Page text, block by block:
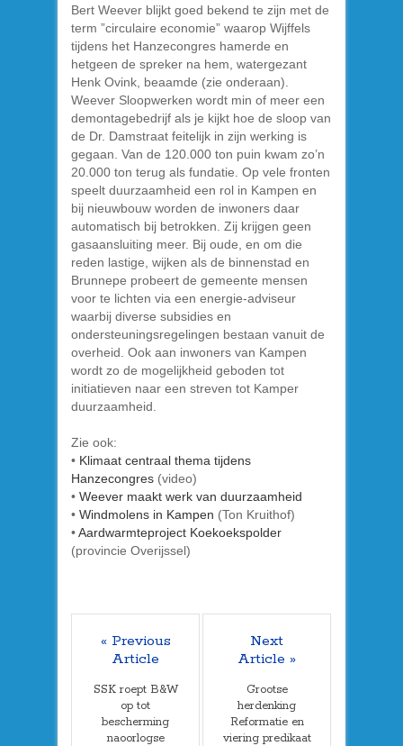
Bert Weever blijkt goed bekend te zijn met de
term ”circulaire economie” waarop Wijffels
tijdens het Hanzecongres hamerde en
hetgeen de spreker na hem, watergezant
Henk Ovink, beaamde (zie onderaan).
Weever Sloopwerken wordt min of meer een
demontagebedrijf als je kijkt hoe de sloop van
de Dr. Damstraat feitelijk in zijn werking is
gegaan. Van de 120.000 ton puin kwam zo’n
20.000 ton terug als fundatie. Op vele fronten
speelt duurzaamheid een rol in Kampen en
bij nieuwbouw worden de inwoners daar
automatisch bij betrokken. Zij krijgen geen
gasaansluiting meer. Bij oude, en om die
reden lastige, wijken als de binnenstad en
Brunnepe probeert de gemeente mensen
voor te lichten via een energie-adviseur
waarbij diverse subsidies en
ondersteuningsregelingen bestaan vanuit de
overheid. Ook aan inwoners van Kampen
wordt zo de mogelijkheid geboden tot
initiatieven naar een streven tot Kamper
duurzaamheid.
Zie ook:
• Klimaat centraal thema tijdens
Hanzecongres (video)
• Weever maakt werk van duurzaamheid
• Windmolens in Kampen (Ton Kruithof)
•Aardwarmteproject Koekoekspolder
(provincie Overijssel)
« Previous
Article
SSK roept B&W
op tot
bescherming
naoorlogse
Next
Article »
Grootse
herdenking
Reformatie en
viering predikaat